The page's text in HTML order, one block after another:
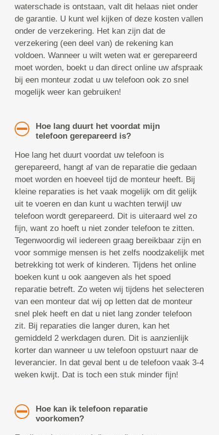
waterschade is ontstaan, valt dit helaas niet onder
de garantie. U kunt wel kijken of deze kosten vallen
onder de verzekering. Het kan zijn dat de
verzekering (een deel van) de rekening kan
voldoen. Wanneer u wilt weten wat er gerepareerd
moet worden, boekt u dan direct online uw afspraak
bij een monteur zodat u uw telefoon ook zo snel
mogelijk weer kan gebruiken!
Hoe lang duurt het voordat mijn
telefoon gerepareerd is?
Hoe lang het duurt voordat uw telefoon is
gerepareerd, hangt af van de reparatie die gedaan
moet worden en hoeveel tijd de monteur heeft. Bij
kleine reparaties is het vaak mogelijk om dit gelijk
uit te voeren en dan kunt u wachten terwijl uw
telefoon wordt gerepareerd. Dit is uiteraard wel zo
fijn, want zo hoeft u niet zonder telefoon te zitten.
Tegenwoordig wil iedereen graag bereikbaar zijn en
voor sommige mensen is het zelfs noodzakelijk met
betrekking tot werk of kinderen. Tijdens het online
boeken kunt u ook aangeven als het spoed
reparatie betreft. Zo weten wij tijdens het selecteren
van een monteur dat wij op letten dat de monteur
snel plek heeft en dat u niet lang zonder telefoon
zit. Bij reparaties die langer duren, kan het
gemiddeld 2 werkdagen duren. Dit is aanzienlijk
korter dan wanneer u uw telefoon opstuurt naar de
leverancier. In dat geval bent u de telefoon vaak 3-4
weken kwijt. Dat is toch een stuk minder fijn!
Hoe kan ik telefoon reparatie
voorkomen?